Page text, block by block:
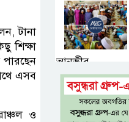
টানা
শিক্ষা
পারছেন
এসব
ও
আনভীর